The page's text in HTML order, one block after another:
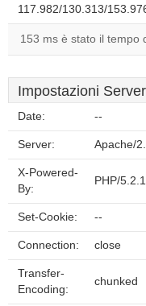
117.982/130.313/
153 ms è stato il tempo
Impostazioni Server
Date: --
Server: Apache/
X-Powered-
By:
PHP/
Set-Cookie: --
Connection: close
Transfer-
Encoding:
chunked